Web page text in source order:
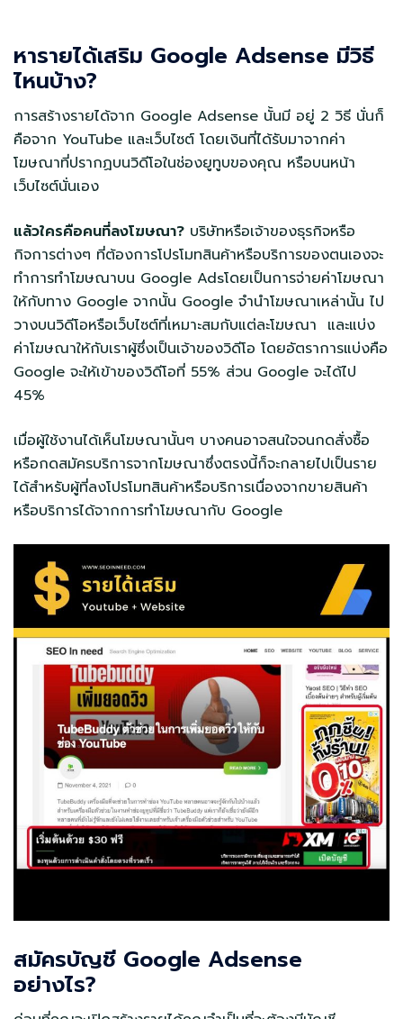
หารายได้เสริม Google Adsense มีวิธี
ไหนบ้าง?
การสร้างรายได้จาก Google Adsense นั้นมี อยู่ 2 วิธี นั่นก็
คือจาก YouTube และเว็บไซต์ โดยเงินที่ได้รับมาจากค่า
โฆษณาที่ปรากฏบนวิดีโอในช่องยูทูบของคุณ หรือบนหน้า
เว็บไซต์นั่นเอง
แล้วใครคือคนที่ลงโฆษณา? บริษัทหรือเจ้าของธุรกิจหรือ
กิจการต่างๆ ที่ต้องการโปรโมทสินค้าหรือบริการของตนเองจะ
ทำการทำโฆษณาบน Google Adsโดยเป็นการจ่ายค่าโฆษณา
ให้กับทาง Google จากนั้น Google จำนำโฆษณาเหล่านั้น ไป
วางบนวิดีโอหรือเว็บไซต์ที่เหมาะสมกับแต่ละโฆษณา และแบ่ง
ค่าโฆษณาให้กับเราผู้ซึ่งเป็นเจ้าของวิดีโอ โดยอัตราการแบ่งคือ
Google จะให้เข้าของวิดีโอที่ 55% ส่วน Google จะได้ไป
45%
เมื่อผู้ใช้งานได้เห็นโฆษณานั้นๆ บางคนอาจสนใจจนกดสั่งซื้อ
หรือกดสมัครบริการจากโฆษณาซึ่งตรงนี้ก็จะกลายไปเป็นราย
ได้สำหรับผู้ที่ลงโปรโมทสินค้าหรือบริการเนื่องจากขายสินค้า
หรือบริการได้จากการทำโฆษณากับ Google
สมัครบัญชี Google Adsense
อย่างไร?